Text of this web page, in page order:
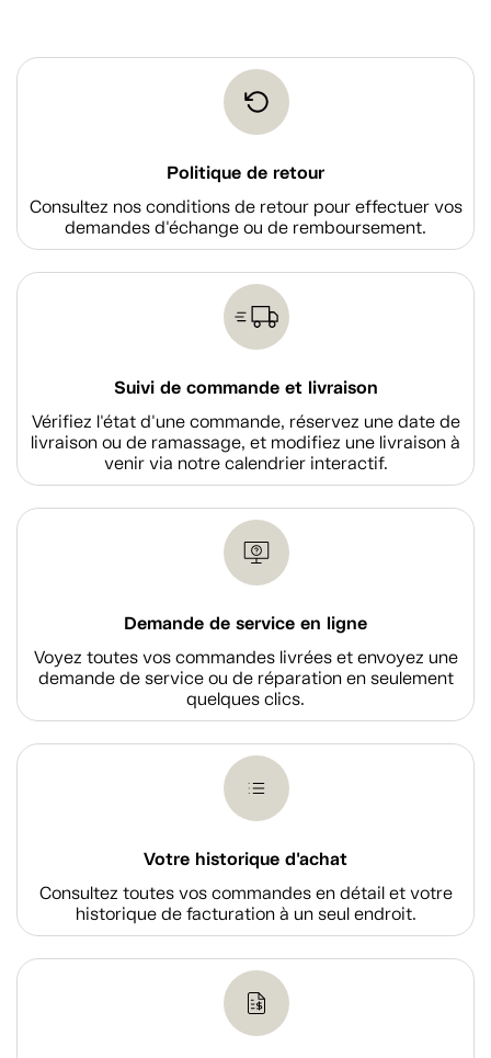
Politique de retour
Consultez nos conditions de retour pour effectuer vos
demandes d'échange ou de remboursement.
Suivi de commande et livraison
Vérifiez l'état d'une commande, réservez une date de
livraison ou de ramassage, et modifiez une livraison à
venir via notre calendrier interactif.
Demande de service en ligne
Voyez toutes vos commandes livrées et envoyez une
demande de service ou de réparation en seulement
quelques clics.
Votre historique d'achat
Consultez toutes vos commandes en détail et votre
historique de facturation à un seul endroit.